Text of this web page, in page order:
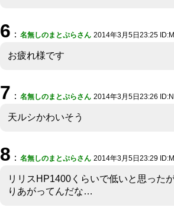
6 ： 名無しのまとぷらさん 2014年3月5日23:25
お疲れ様です
7 ： 名無しのまとぷらさん 2014年3月5日23:26
天ルシかわいそう
8 ： 名無しのまとぷらさん 2014年3月5日23:29
リリスHP1400くらいで低いと思った
りあがってんだな…